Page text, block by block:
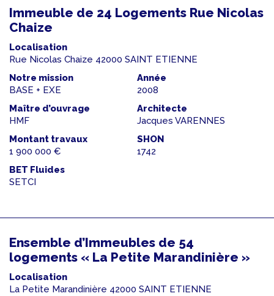
Immeuble de 24 Logements Rue Nicolas
Chaize
Localisation
Rue Nicolas Chaize 42000 SAINT ETIENNE
Notre mission
BASE + EXE
Année
2008
Maître d’ouvrage
HMF
Architecte
Jacques VARENNES
Montant travaux
1 900 000 €
SHON
1742
BET Fluides
SETCI
Ensemble d’Immeubles de 54
logements « La Petite Marandinière »
Localisation
La Petite Marandinière 42000 SAINT ETIENNE